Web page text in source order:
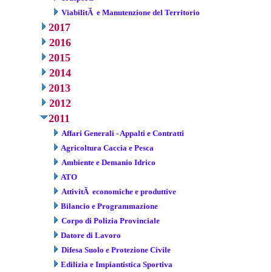
ViabilitÃ e Manutenzione del Territorio
2017
2016
2015
2014
2013
2012
2011
Affari Generali - Appalti e Contratti
Agricoltura Caccia e Pesca
Ambiente e Demanio Idrico
ATO
AttivitÃ economiche e produttive
Bilancio e Programmazione
Corpo di Polizia Provinciale
Datore di Lavoro
Difesa Suolo e Protezione Civile
Edilizia e Impiantistica Sportiva